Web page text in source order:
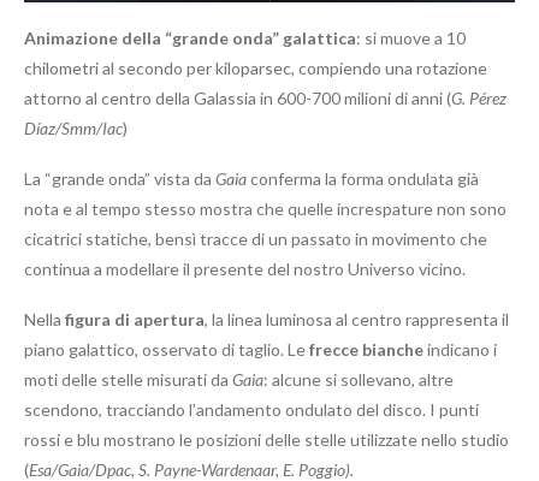
Animazione della “grande onda” galattica: si muove a 10
chilometri al secondo per kiloparsec, compiendo una rotazione
attorno al centro della Galassia in 600-700 milioni di anni (G. Pérez
Díaz/Smm/Iac)
La “grande onda” vista da Gaiaconferma la forma ondulata già
nota e al tempo stesso mostra che quelle increspature non sono
cicatrici statiche, bensì tracce di un passato in movimento che
continua a modellare il presente del nostro Universo vicino.
Nella figura di apertura, la linea luminosa al centro rappresenta il
piano galattico, osservato di taglio. Lefrecce biancheindicano i
moti delle stelle misurati da Gaia: alcune si sollevano, altre
scendono, tracciando l’andamento ondulato del disco. I punti
rossi e blu mostrano le posizioni delle stelle utilizzate nello studio
(Esa/Gaia/Dpac, S. Payne-Wardenaar, E. Poggio).